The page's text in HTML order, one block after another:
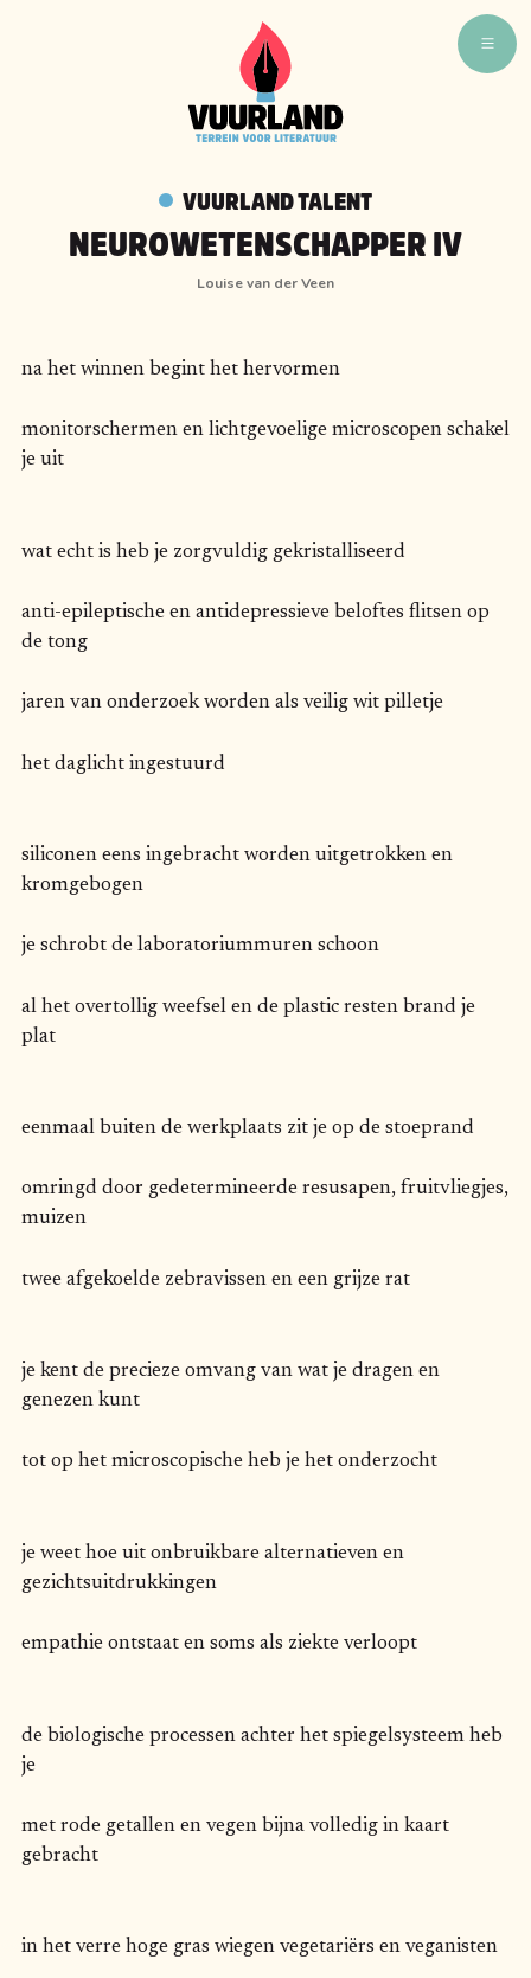
WAT ZIJN WIJ
VUURLAND TALENT
VUURLAND LEEST
VUURLAND TALENT
NEUROWETENSCHAPPER IV
Louise van der Veen
na het winnen begint het hervormen
monitorschermen en lichtgevoelige microscopen schakel
je uit
wat echt is heb je zorgvuldig gekristalliseerd
anti-epileptische en antidepressieve beloftes flitsen op
de tong
jaren van onderzoek worden als veilig wit pilletje
het daglicht ingestuurd
siliconen eens ingebracht worden uitgetrokken en
kromgebogen
je schrobt de laboratoriummuren schoon
al het overtollig weefsel en de plastic resten brand je
plat
eenmaal buiten de werkplaats zit je op de stoeprand
omringd door gedetermineerde resusapen, fruitvliegjes,
muizen
twee afgekoelde zebravissen en een grijze rat
je kent de precieze omvang van wat je dragen en
genezen kunt
tot op het microscopische heb je het onderzocht
je weet hoe uit onbruikbare alternatieven en
gezichtsuitdrukkingen
empathie ontstaat en soms als ziekte verloopt
de biologische processen achter het spiegelsysteem heb
je
met rode getallen en vegen bijna volledig in kaart
gebracht
in het verre hoge gras wiegen vegetariërs en veganisten